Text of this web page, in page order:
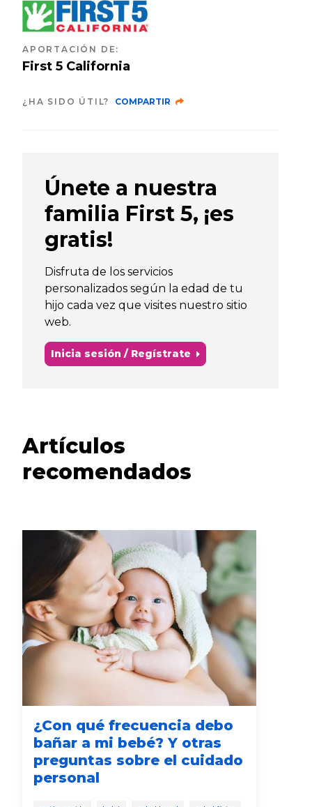
APORTACIÓN DE:
First 5 California
¿HA SIDO ÚTIL? COMPARTIR
Únete a nuestra
familia First 5, ¡es
gratis!
Disfruta de los servicios
personalizados según la edad de tu
hijo cada vez que visites nuestro sitio
web.
Inicia sesión / Regístrate
Artículos
recomendados
¿Con qué frecuencia debo
bañar a mi bebé? Y otras
preguntas sobre el cuidado
personal